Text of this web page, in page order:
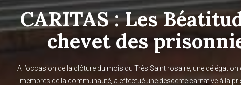
CARITAS : Les
chevet des
A l’occasion de la clôture du mois du Très Saint rosaire, une
membres de la communauté, a effectué une descente caritative à la